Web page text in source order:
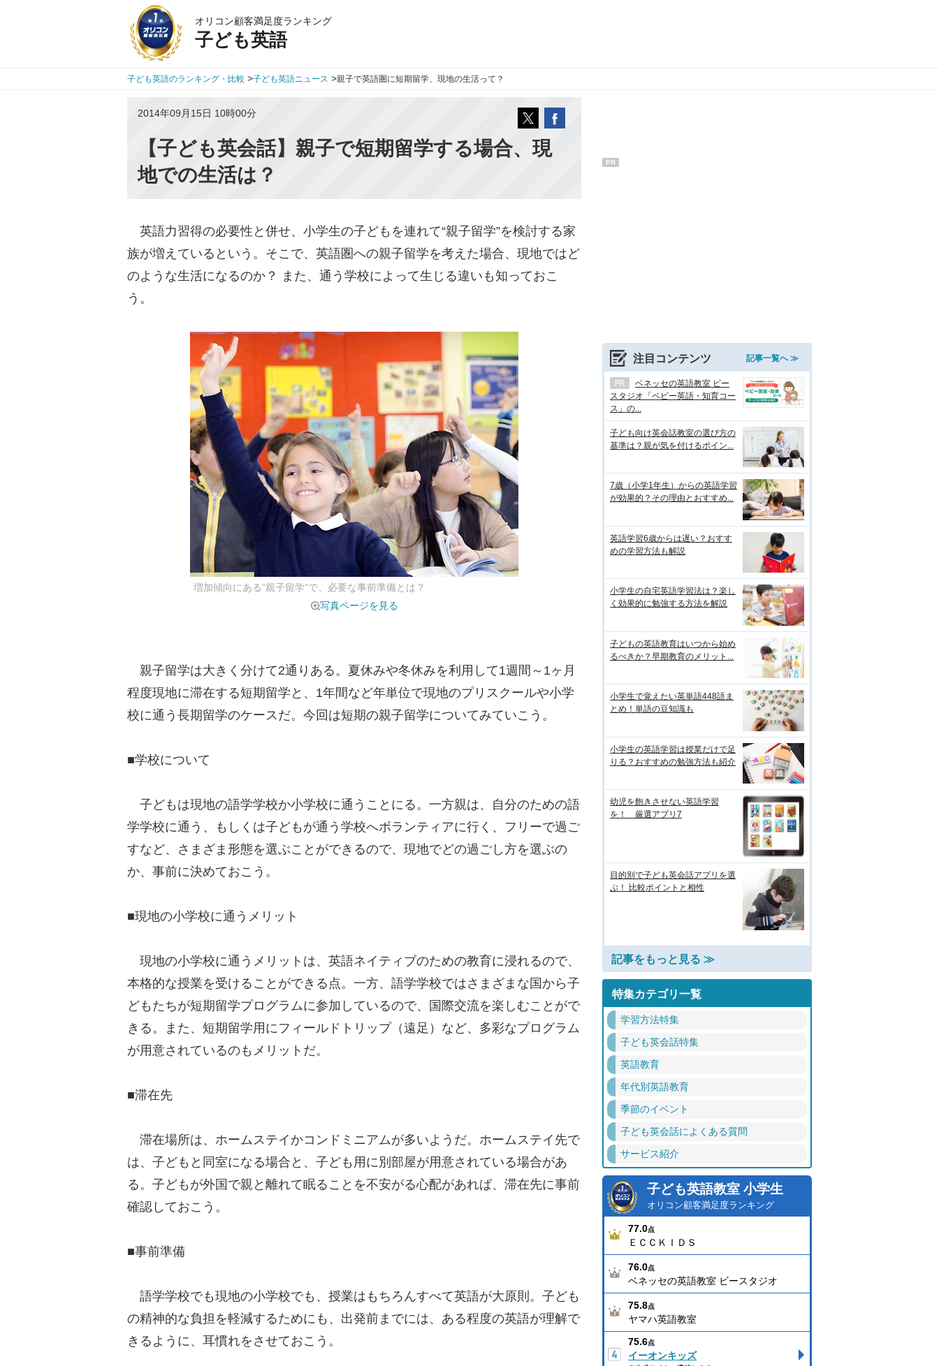
オリコン顧客満足度ランキング
子ども英語
子ども英語のランキング・比較 >子ども英語ニュース >親子で英語圏に短期留学、現地の生活って？
2014年09月15日 10時00分
【子ども英会話】親子で短期留学する場合、現
地での生活は？
英語力習得の必要性と併せ、小学生の子どもを連れて“親子留学”を検討する家
族が増えているという。そこで、英語圏への親子留学を考えた場合、現地ではど
のような生活になるのか？ また、通う学校によって生じる違いも知っておこ
う。
増加傾向にある“親子留学”で、必要な事前準備とは？
写真ページを見る
親子留学は大きく分けて2通りある。夏休みや冬休みを利用して1週間～1ヶ月
程度現地に滞在する短期留学と、1年間など年単位で現地のプリスクールや小学
校に通う長期留学のケースだ。今回は短期の親子留学についてみていこう。
■学校について
子どもは現地の語学学校か小学校に通うことにる。一方親は、自分のための語
学学校に通う、もしくは子どもが通う学校へボランティアに行く、フリーで過ご
すなど、さまざま形態を選ぶことができるので、現地でどの過ごし方を選ぶの
か、事前に決めておこう。
■現地の小学校に通うメリット
現地の小学校に通うメリットは、英語ネイティブのための教育に浸れるので、
本格的な授業を受けることができる点。一方、語学学校ではさまざまな国から子
どもたちが短期留学プログラムに参加しているので、国際交流を楽しむことがで
きる。また、短期留学用にフィールドトリップ（遠足）など、多彩なプログラム
が用意されているのもメリットだ。
■滞在先
滞在場所は、ホームステイかコンドミニアムが多いようだ。ホームステイ先で
は、子どもと同室になる場合と、子ども用に別部屋が用意されている場合があ
る。子どもが外国で親と離れて眠ることを不安がる心配があれば、滞在先に事前
確認しておこう。
■事前準備
語学学校でも現地の小学校でも、授業はもちろんすべて英語が大原則。子ども
の精神的な負担を軽減するためにも、出発前までには、ある程度の英語が理解で
きるように、耳慣れをさせておこう。
PR
注目コンテンツ 記事一覧へ ≫
ベネッセの英語教室 ビー
スタジオ「ベビー英語・知育コー
ス」の...
子ども向け英会話教室の選び方の
基準は？親が気を付けるポイン...
7歳（小学1年生）からの英語学習
が効果的？その理由とおすすめ...
英語学習6歳からは遅い？おすす
めの学習方法も解説
小学生の自宅英語学習法は？楽し
く効果的に勉強する方法を解説
子どもの英語教育はいつから始め
るべきか？早期教育のメリット...
小学生で覚えたい英単語448語ま
とめ！単語の豆知識も
小学生の英語学習は授業だけで足
りる？おすすめの勉強方法も紹介
幼児を飽きさせない英語学習
を！ 厳選アプリ7
目的別で子ども英会話アプリを選
ぶ！ 比較ポイントと相性
記事をもっと見る ≫
特集カテゴリ一覧
学習方法特集
子ども英会話特集
英語教育
年代別英語教育
季節のイベント
子ども英会話によくある質問
サービス紹介
子ども英語教室 小学生
オリコン顧客満足度ランキング
77.0点
ＥＣＣＫＩＤＳ
76.0点
ベネッセの英語教室 ビースタジオ
75.8点
ヤマハ英語教室
75.6点
イーオンキッズ